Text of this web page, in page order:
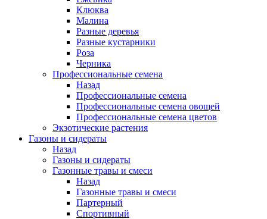
Клюква
Малина
Разные деревья
Разные кустарники
Роза
Черника
Профессиональные семена
Назад
Профессиональные семена
Профессиональные семена овощей
Профессиональные семена цветов
Экзотические растения
Газоны и сидераты
Назад
Газоны и сидераты
Газонные травы и смеси
Назад
Газонные травы и смеси
Партерный
Спортивный